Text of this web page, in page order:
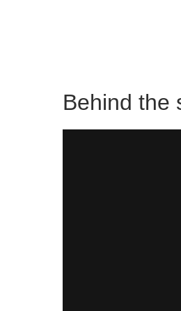
Behind the